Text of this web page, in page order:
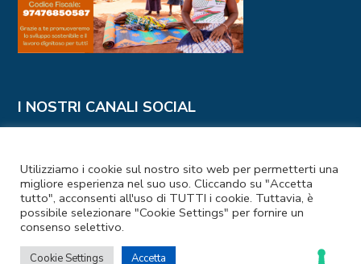
I NOSTRI CANALI SOCIAL
Codice Fiscale e Partita IVA: 97476850587
Utilizziamo i cookie sul nostro sito web per permetterti una
migliore esperienza nel suo uso. Cliccando su "Accetta
tutto", acconsenti all'uso di TUTTI i cookie. Tuttavia, è
possibile selezionare "Cookie Settings" per fornire un
consenso selettivo.
Cookie Settings Accetta